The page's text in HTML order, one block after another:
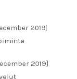
2019]
2019]